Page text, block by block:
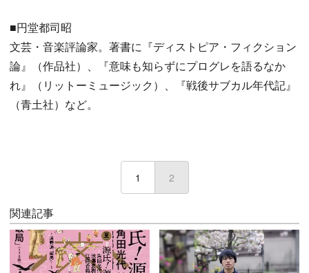
■円堂都司昭
文芸・音楽評論家。著書に『ディストピア・フィクション
論』（作品社）、『意味も知らずにプログレを語るなか
れ』（リットーミュージック）、『戦後サブカル年代記』
（青土社）など。
1 2
関連記事